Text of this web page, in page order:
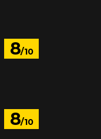
8/10
8/10